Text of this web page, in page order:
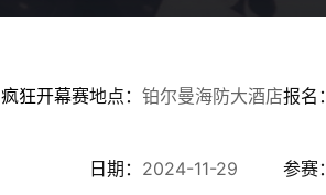
狂开幕赛地点： 铂尔曼海防大酒店
日期： 2024-11-29
报名：
参赛：